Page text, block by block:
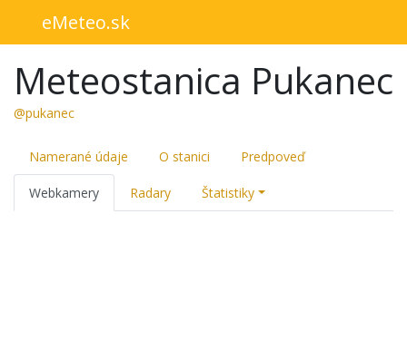
eMeteo.sk
Meteostanica Pukanec
@pukanec
Namerané údaje O stanici Predpoveď
Webkamery Radary Štatistiky